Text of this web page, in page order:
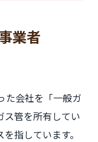
業者
た会社を「一般ガ
ス管を所有してい
指しています。